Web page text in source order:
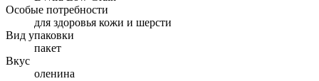
Особые потребности
для здоровья кожи и шерсти
Вид упаковки
пакет
Вкус
оленина